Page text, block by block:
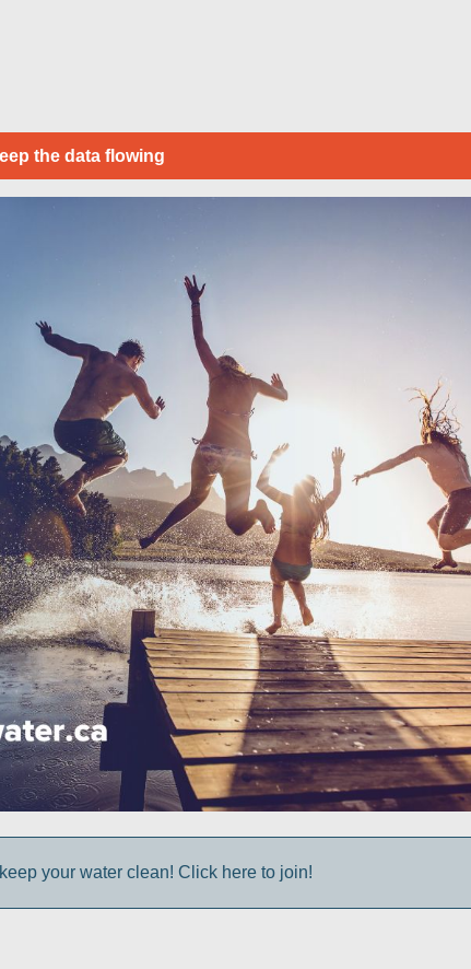
the data flowing
your water clean! Click here to join!